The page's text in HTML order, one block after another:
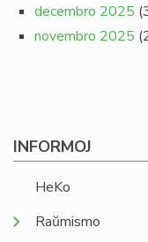
decembro 2025
novembro 2025
INFORMOJ
HeKo
Raŭmismo